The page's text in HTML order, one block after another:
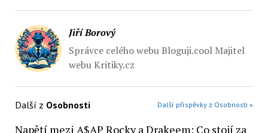
Jiří Borový
Správce celého webu Bloguji.cool Majitel
webu Kritiky.cz
Další z Osobnosti Další příspěvky z Osobnosti »
Napětí mezi A$AP Rocky a Drakeem: Co stojí za